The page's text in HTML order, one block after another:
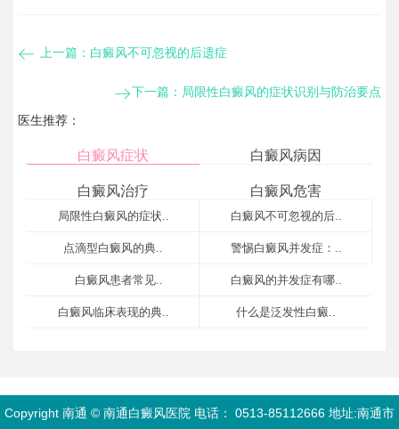
上一篇： 白癜风不可忽视的后遗症​
下一篇： 局限性白癜风的症状识别与防治要点​
医生推荐：
白癜风症状 白癜风病因
白癜风治疗 白癜风危害
局限性白癜风的症状..
​点滴型白癜风的典..
白癜风不可忽视的后..
警惕白癜风并发症：..
​白癜风患者常见..
白癜风临床表现的典..
白癜风的并发症有哪..
​什么是泛发性白癜..
Copyright 南通 © 南通白癜风医院 电话： 0513-85112666 地址:南通市